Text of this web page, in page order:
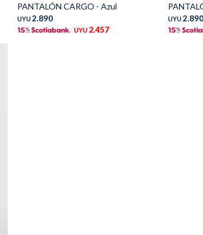
PANTALÓN CARGO - Azul
UYU 2.890
UYU 2.457
UYU 2.890